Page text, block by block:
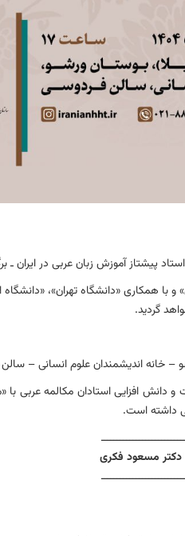
پیشتاز آموزش زبان عربی در ایران ـ
با همکاری «دانشگاه تهران»،
گردید.
– خانه اندیشمندان علوم انسانی –
دانش افزایی استادان مکالمه عربی با
داشته است.
دکتر مسعود فکری